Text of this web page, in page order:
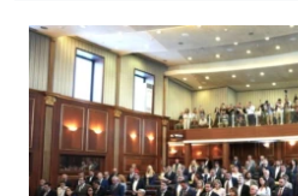
TV LIBERTY
POST SCRIPTUM
MOJA EVROPA
TRI DECENIJE OD RATA U BIH
Sve RFE/RL stranice